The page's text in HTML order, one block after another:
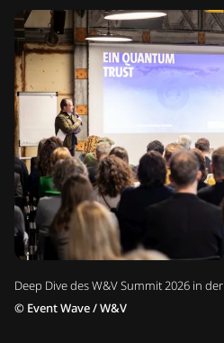
Deep Dive des W&V Summit 2026 in
© Event Wave / W&V